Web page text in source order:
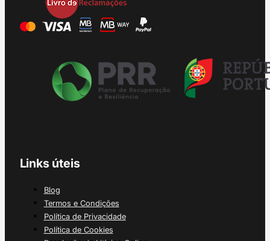
Links úteis
Blog
Termos e Condições
Política de Privacidade
Política de Cookies